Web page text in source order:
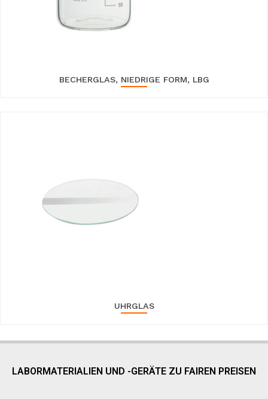
BECHERGLAS, NIEDRIGE FORM, LBG
UHRGLAS
LABORMATERIALIEN UND -GERÄTE ZU FAIREN PREISEN